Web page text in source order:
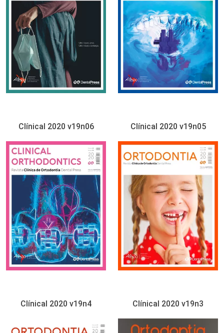
Clínical 2020 v19n06 Clínical 2020 v19n05
Clínical 2020 v19n4 Clínical 2020 v19n3